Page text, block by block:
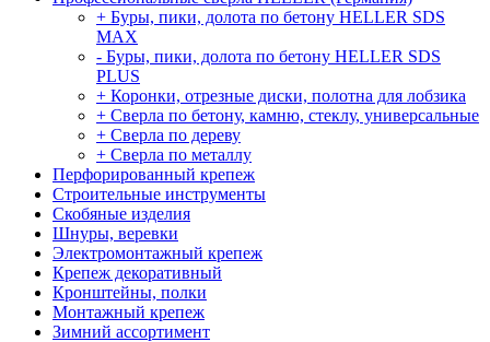
+ Буры, пики, долота по бетону HELLER SDS
MAX
- Буры, пики, долота по бетону HELLER SDS
PLUS
+ Коронки, отрезные диски, полотна для лобзика
+ Сверла по бетону, камню, стеклу, универсальные
+ Сверла по дереву
+ Сверла по металлу
Перфорированный крепеж
Строительные инструменты
Скобяные изделия
Шнуры, веревки
Электромонтажный крепеж
Крепеж декоративный
Кронштейны, полки
Монтажный крепеж
Зимний ассортимент